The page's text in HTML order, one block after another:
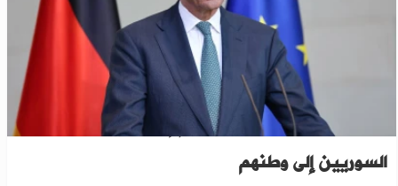
خلال 3 سنوات..ألمانيا تعتزم إعادة اللاجئين
السوريين إلى وطنهم